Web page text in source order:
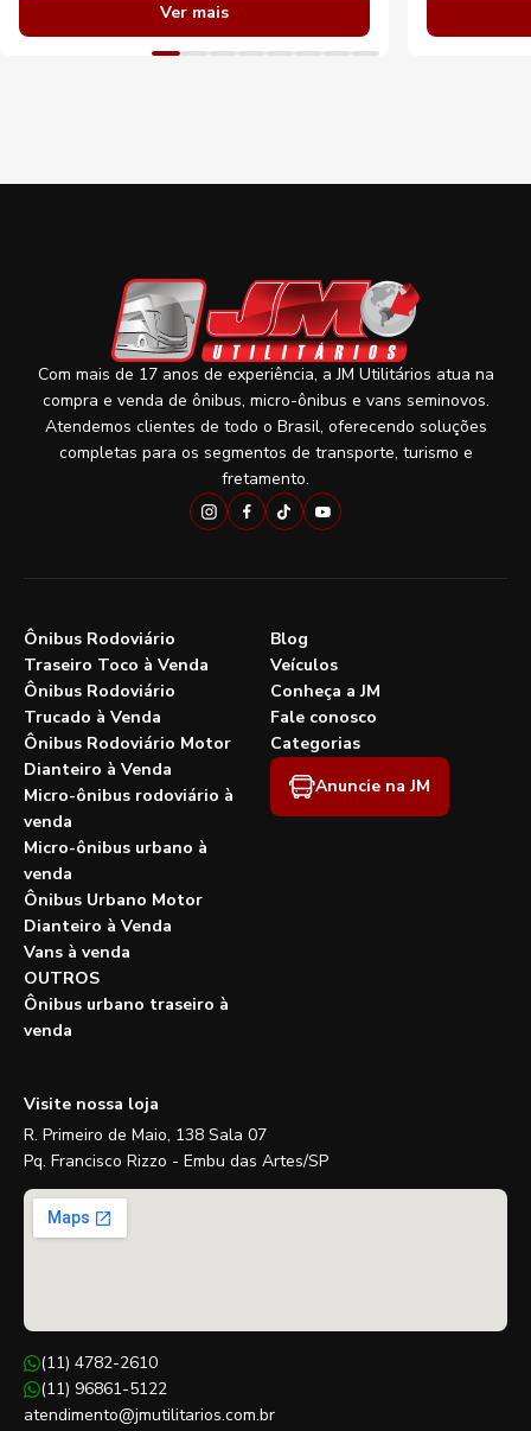
Ver mais
Com mais de 17 anos de experiência, a JM Utilitários atua na
compra e venda de ônibus, micro-ônibus e vans seminovos.
Atendemos clientes de todo o Brasil, oferecendo soluções
completas para os segmentos de transporte, turismo e
fretamento.
Ônibus Rodoviário
Traseiro Toco à Venda
Ônibus Rodoviário
Trucado à Venda
Ônibus Rodoviário Motor
Dianteiro à Venda
Micro-ônibus rodoviário à
venda
Micro-ônibus urbano à
venda
Ônibus Urbano Motor
Dianteiro à Venda
Vans à venda
OUTROS
Ônibus urbano traseiro à
venda
Blog
Veículos
Conheça a JM
Fale conosco
Categorias
Anuncie na JM
Visite nossa loja
R. Primeiro de Maio, 138 Sala 07
Pq. Francisco Rizzo - Embu das Artes/SP
(11) 4782-2610
(11) 96861-5122
atendimento@jmutilitarios.com.br